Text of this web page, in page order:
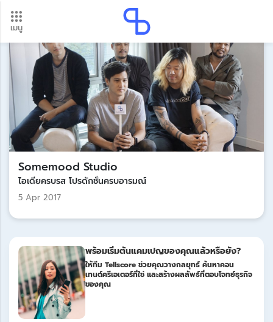
เมนู
อัปเดตใหม่ ต้องดู! รอบโอนเงินปี 2569 เช็กวันเงินเข้าได้ที่นี่
Update
Somemood Studio
ไอเดียครบรส โปรดักชั่นครบอารมณ์
5 Apr 2017
พร้อมเริ่มต้นแคมเปญของคุณแล้วหรือยัง?
ให้ทีม Tellscore ช่วยคุณวางกลยุทธ์ ค้นหาคอน
เทนต์ครีเอเตอร์ที่ใช่ และสร้างผลลัพธ์ที่ตอบโจทย์ธุรกิจ
ของคุณ